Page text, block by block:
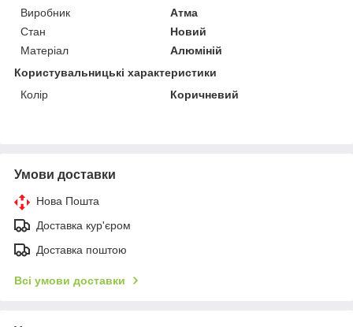
Виробник
Атма
Стан
Новий
Матеріал
Алюміній
Користувальницькі характеристики
Колір
Коричневий
Умови доставки
Нова Пошта
Доставка кур'єром
Доставка поштою
Всі умови доставки